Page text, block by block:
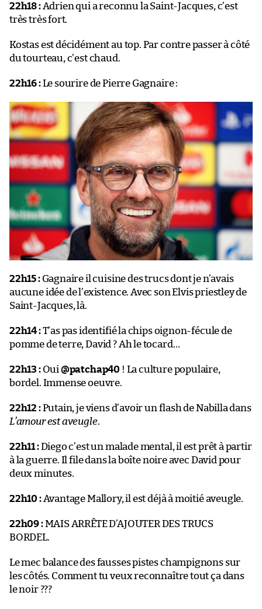
22h18 :Adrien qui a reconnu la Saint-Jacques, c’est
très très fort.
Kostas est décidément au top. Par contre passer à côté
du tourteau, c’est chaud.
22h16 :Le sourire de Pierre Gagnaire :
22h15 :Gagnaire il cuisine des trucs dont je n’avais
aucune idée de l’existence. Avec son Elvis priestley de
Saint-Jacques, là.
22h14 :T’as pas identifié la chips oignon-fécule de
pomme de terre, David ? Ah le tocard…
22h13 :Oui @patchap40 ! La culture populaire,
bordel. Immense oeuvre.
22h12 :Putain, je viens d’avoir un flash de Nabilla dans
L’amour est aveugle.
22h11 :Diego c’est un malade mental, il est prêt à partir
à la guerre. Il file dans la boîte noire avec David pour
deux minutes.
22h10 :Avantage Mallory, il est déjà à moitié aveugle.
22h09 :MAIS ARRÊTE D’AJOUTER DES TRUCS
BORDEL.
Le mec balance des fausses pistes champignons sur
les côtés. Comment tu veux reconnaître tout ça dans
le noir ???